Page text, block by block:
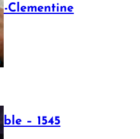
Clementine
– 1545